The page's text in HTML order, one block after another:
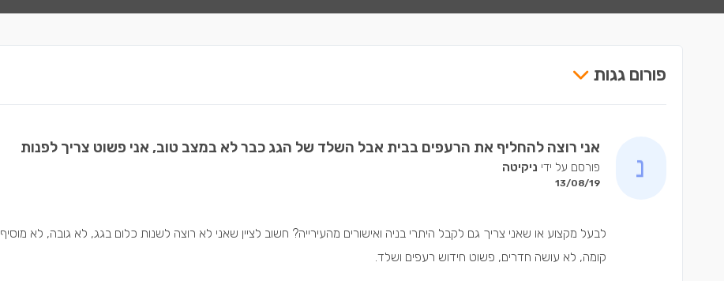
פורום גגות
אני רוצה להחליף את הרעפים בבית אבל השלד של הגג כבר לא במצב טוב, אני פשוט צריך לפנות
פורסם על ידי ניקיטה
13/08/19
לבעל מקצוע או שאני צריך גם לקבל היתרי בניה ואישורים מהעירייה? חשוב לציין שאני לא רוצה לשנות כלום בגג, לא גובה, לא מוסיף
קומה, לא עושה חדרים, פשוט חידוש רעפים ושלד.